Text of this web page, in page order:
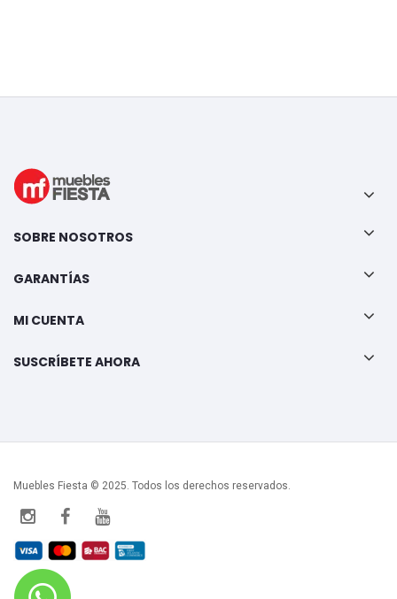
SOBRE NOSOTROS
GARANTÍAS
MI CUENTA
SUSCRÍBETE AHORA
Muebles Fiesta © 2025. Todos los derechos reservados.